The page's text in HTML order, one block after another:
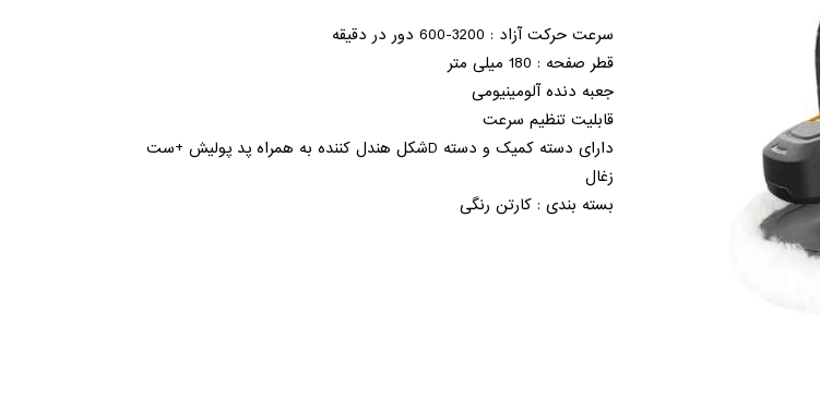
سرعت حرکت آزاد : 3200-600 دور در دقیقه
قطر صفحه : 180 میلی متر
جعبه دنده آلومینیومی
قابلیت تنظیم سرعت
دارای دسته کمیک و دسته Dشکل هندل کننده به همراه پد پولیش +ست
زغال
بسته بندی : کارتن رنگی